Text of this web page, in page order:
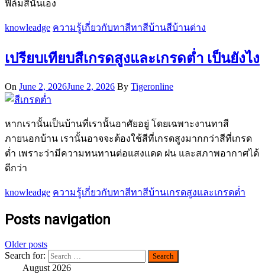
ฟิล์มสีนั้นเอง
knowleadge ความรู้เกี่ยวกับทาสีทาสีบ้านสีบ้านด่าง
เปรียบเทียบสีเกรดสูงและเกรดต่ำ เป็นยังไง
On June 2, 2026June 2, 2026 By Tigeronline
หากเรานั้นเป็นบ้านที่เรานั้นอาศัยอยู่ โดยเฉพาะงานทาสี
ภายนอกบ้าน เรานั้นอาจจะต้องใช้สีที่เกรดสูงมากกว่าสีที่เกรด
ต่ำ เพราะว่ามีความทนทานต่อแสงแดด ฝน และสภาพอากาศได้
ดีกว่า
knowleadge ความรู้เกี่ยวกับทาสีทาสีบ้านเกรดสูงและเกรดต่ำ
Posts navigation
Older posts
Search for:
August 2026